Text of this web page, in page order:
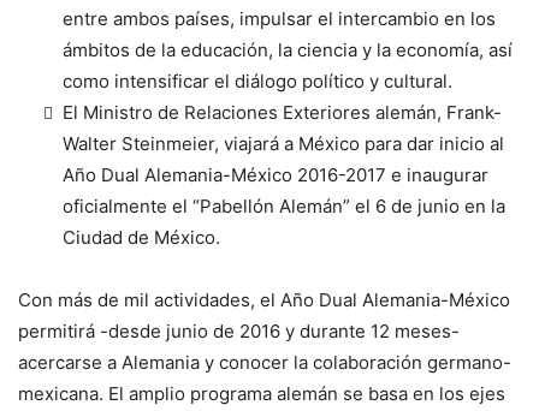
entre ambos países, impulsar el intercambio en los
ámbitos de la educación, la ciencia y la economía, así
como intensificar el diálogo político y cultural.
El Ministro de Relaciones Exteriores alemán, Frank-
Walter Steinmeier, viajará a México para dar inicio al
Año Dual Alemania-México 2016-2017 e inaugurar
oficialmente el “Pabellón Alemán” el 6 de junio en la
Ciudad de México.
Con más de mil actividades, el Año Dual Alemania-México
permitirá -desde junio de 2016 y durante 12 meses-
acercarse a Alemania y conocer la colaboración germano-
mexicana. El amplio programa alemán se basa en los ejes